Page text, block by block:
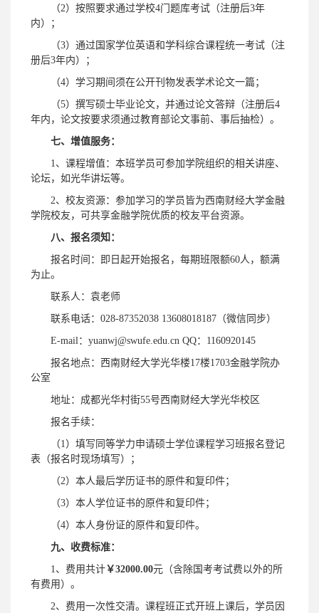
（2）按照要求通过学校4门题库考试（注册后3年
内）；
（3）通过国家学位英语和学科综合课程统一考试（注
册后3年内）；
（4）学习期间须在公开刊物发表学术论文一篇；
（5）撰写硕士毕业论文，并通过论文答辩（注册后4
年内，论文按要求须通过教育部论文事前、事后抽检）。
七、增值服务：
1、课程增值：本班学员可参加学院组织的相关讲座、
论坛，如光华讲坛等。
2、校友资源：参加学习的学员皆为西南财经大学金融
学院校友，可共享金融学院优质的校友平台资源。
八、报名须知：
报名时间：即日起开始报名，每期班限额60人，额满
为止。
联系人：袁老师
联系电话：028-87352038 13608018187（微信同步）
E-mail：yuanwj@swufe.edu.cn QQ：1160920145
报名地点：西南财经大学光华楼17楼1703金融学院办
公室
地址：成都光华村街55号西南财经大学光华校区
报名手续：
（1）填写同等学力申请硕士学位课程学习班报名登记
表（报名时现场填写）；
（2）本人最后学历证书的原件和复印件；
（3）本人学位证书的原件和复印件；
（4）本人身份证的原件和复印件。
九、收费标准：
1、费用共计 ￥32000.00元（含除国考考试费以外的所
有费用）。
2、费用一次性交清。课程班正式开班上课后，学员因